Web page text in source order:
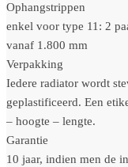
Ophangstrippen
enkel voor type 11: 2
vanaf 1.800 mm
Verpakking
Iedere radiator wordt
geplastificeerd. Een
– hoogte – lengte.
Garantie
10 jaar, indien men de